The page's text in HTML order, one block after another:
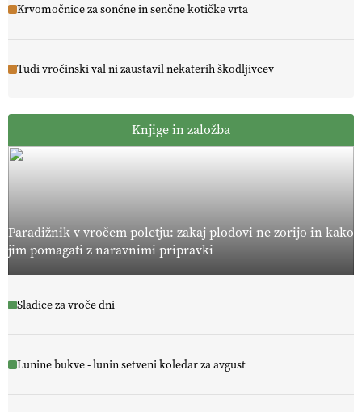
Krvomočnice za sončne in senčne kotičke vrta
Tudi vročinski val ni zaustavil nekaterih škodljivcev
Knjige in založba
Paradižnik v vročem poletju: zakaj plodovi ne zorijo in kako
jim pomagati z naravnimi pripravki
Sladice za vroče dni
Lunine bukve - lunin setveni koledar za avgust